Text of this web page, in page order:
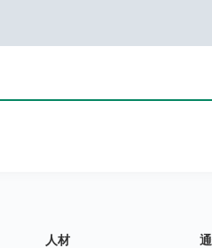
人材